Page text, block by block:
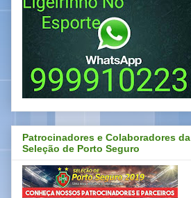
Patrocinadores e Colaboradores da
Seleção de Porto Seguro